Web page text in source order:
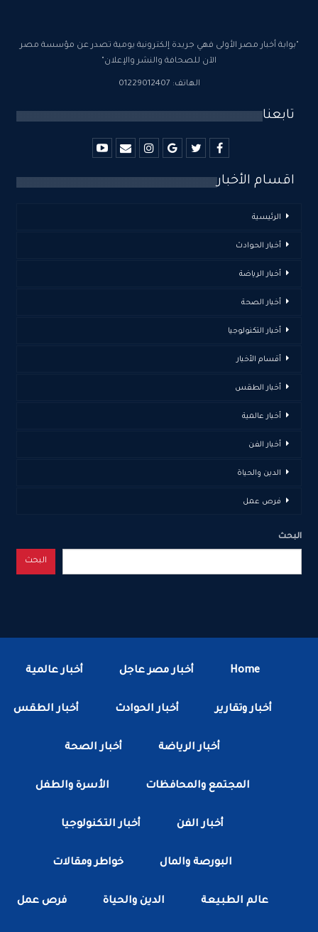
"بوابة أخبار مصر الأولى فهي جريدة إلكترونية يومية تصدر عن مؤسسة مصر
الآن للصحافة والنشر والإعلان"
الهاتف: 01229012407
تابعنا
اقسام الأخبار
الرئيسية
أخبار الحوادث
أخبار الرياضة
أخبار الصحة
أخبار التكنولوجيا
أقسام الأخبار
أخبار الطقس
أخبار عالمية
أخبار الفن
الدين والحياة
فرص عمل
البحث
البحث
Home أخبار مصر عاجل أخبار عالمية
أخبار وتقارير أخبار الحوادث أخبار الطقس
أخبار الرياضة أخبار الصحة
المجتمع والمحافظات الأسرة والطفل
أخبار الفن أخبار التكنولوجيا
البورصة والمال خواطر ومقالات
عالم الطبيعة الدين والحياة فرص عمل